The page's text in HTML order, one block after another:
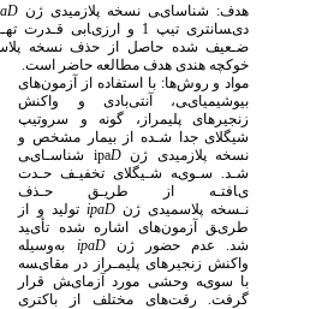
ﻫﺪف: ﺷﻨﺎﺳﺎیﯽ ﻧﺴﺨﻪ ﭘﻼزﻣﯿﺪی ژن
دیﺴﺎﻧﺘﺮی ﺗﯿﭗ 1 و ارزیﺎﺑﯽ ﻗـﺪرت
ﺿـﻌﯿﻒ ﺷﺪه ﺣﺎﺻﻞ از ﺣﺬف ﻧﺴﺨﻪ
ﺧﻮﮐﭽﻪ ﻫﻨﺪی ﻫﺪف ﻣﻄﺎﻟﻌﻪ ﺣﺎﺿﺮ اﺳﺖ.
ﻣﻮاد و روشﻫﺎ: ﺑﺎ اﺳﺘﻔﺎده از آزﻣﻮنﻫﺎی
ﺑﯿﻮﺷﯿﻤﯿﺎیﯽ، آﻧﺘﯽﺑﺎدی و واﮐﻨﺶ
زﻧﺠﯿﺮهای ﭘﻠﯿﻤﺮاز، ﮔﻮﻧﻪ و ﺳﺮوﺗﯿﭗ
ﺷﯿﮕﻼی ﺟﺪا ﺷـﺪه از ﺑﯿﻤﺎر ﻣﺸﺨﺺ و
ﻧﺴﺨﻪ ﭘﻼزﻣﯿﺪی ژن
ipaD
ﺷﻨﺎﺳـﺎیﯽ
ﺷـﺪ. ﺳـﻮیﻪ ﺷـﯿﮕﻼی ﺗﺨﻔﯿـﻒ ﺣـﺪت
یﺎﻓﺘـﻪ از ﻃﺮیـﻖ ﺣـﺬف
ﻧـﺴﺨﻪ ﭘﻼﺳﻤﯿﺪی ژنipaD ﺗﻮﻟﯿﺪ و از
ﻃﺮیﻖ آزﻣﻮنﻫﺎی اﺷﺎره ﺷﺪه ﺗﺄیﯿﺪ
ﺷﺪ. ﻋﺪم ﺣﻀﻮر ژنipaD ﺑﻪوﺳﯿﻠﻪ
واﮐﻨﺶ زﻧﺠﯿﺮهای ﭘﻠﯿﻤـﺮاز در ﻣﻘﺎیﺴﻪ
ﺑﺎ ﺳﻮیﻪ وﺣﺸﯽ ﻣﻮرد آزﻣﺎیﺶ ﻗﺮار
ﮔﺮﻓﺖ. رﻗﺖﻫﺎی ﻣﺨﺘﻠﻒ از ﺑﺎﮐﺘﺮی